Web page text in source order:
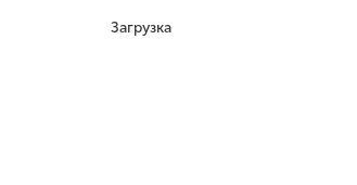
Загрузка